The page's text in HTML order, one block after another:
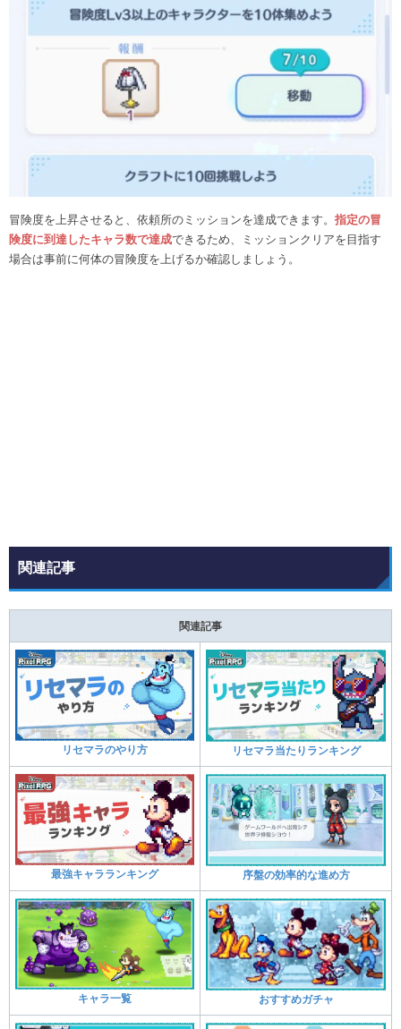
冒険度を上昇させると、依頼所のミッションを達成できます。 指定の冒
険度に到達したキャラ数で達成できるため、ミッションクリアを目指す
場合は事前に何体の冒険度を上げるか確認しましょう。
関連記事
関連記事
リセマラのやり方 リセマラ当たりランキング
最強キャラランキング 序盤の効率的な進め方
キャラ一覧 おすすめガチャ